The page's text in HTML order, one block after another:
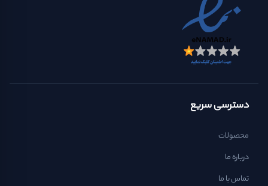
دسترسی سریع
محصولات
درباره ما
تماس با ما